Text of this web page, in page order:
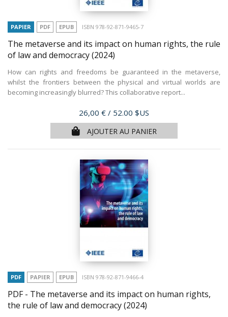
PAPIER PDF EPUB ISBN 978-92-871-9465-7
The metaverse and its impact on human rights, the rule
of law and democracy(2024)
How can rights and freedoms be guaranteed in the metaverse,
whilst the frontiers between the physical and virtual worlds are
becoming increasingly blurred? This collaborative report...
Prix
26,00 € / 52.00 $US
AJOUTER AU PANIER
PDF PAPIER EPUB ISBN 978-92-871-9466-4
PDF - The metaverse and its impact on human rights,
the rule of law and democracy(2024)